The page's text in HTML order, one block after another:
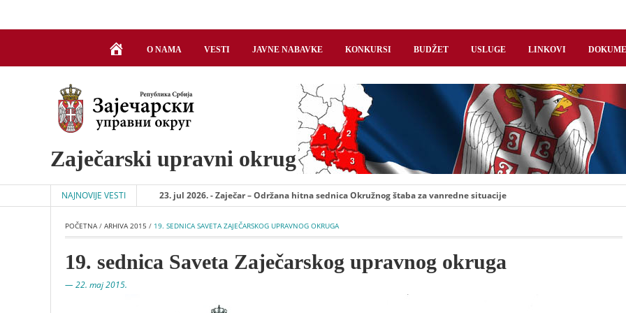
DOBRODOŠLI
O NAMA VESTI JAVNE NABAVKE KONKURSI BUDŽET USLUGE LINKOVI
Zaječarski upravni okrug
NAJNOVIJE VESTI 23. jul 2026. - Zaječar – Održana hitna sednica Okružnog štaba za vanredne situacije
POČETNA / ARHIVA 2015 / 19. SEDNICA SAVETA ZAJEČARSKOG UPRAVNOG OKRUGA
19. sednica Saveta Zaječarskog upravnog okruga
— 22. maj 2015.